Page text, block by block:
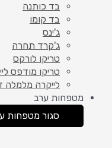
בד כותנה
בד קומו
ג'ינס
ג'קרד תחרה
טריקו לורקס
טריקו מודפס
לייקרה מלמלה
מטפחות ערב
סגור מטפחות